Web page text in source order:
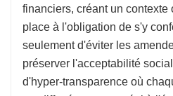
financiers, créant un
place à l'obligation de s'y
seulement d'éviter les
préserver l'acceptabilité
d'hyper-transparence où